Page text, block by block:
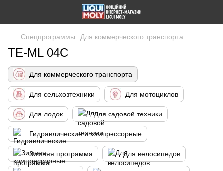
Спецпрограммы Для коммерческого транспорта
TE-ML 04C
Для коммерческого транспорта
Для сельхозтехники Для мотоциклов
Для лодок Для садовой техники
Гидравлические и компрессорные
Зимняя программа Для велосипедов